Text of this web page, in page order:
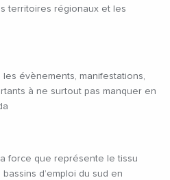
territoires régionaux et les
évènements, manifestations,
à ne surtout pas manquer en
force que représente le tissu
d’emploi du sud en